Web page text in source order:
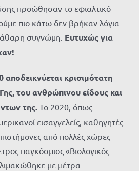
προώθησαν το εφιαλτικό
πιο κάτω δεν βρήκαν λόγια
συγνώμη. Ευτυχώς για
αποδεικνύεται κρισιμότατη
του ανθρώπινου είδους και
της. Το 2020, όπως
εισαγγελείς, καθηγητές
από πολλές χώρες
παγκόσμιος «Βιολογικός
με μέτρα